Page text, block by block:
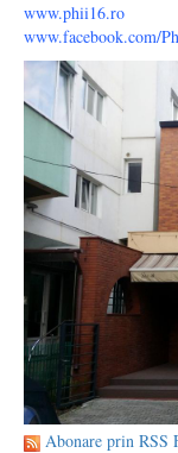
www.phii16.ro
www.facebook.com/
Abonare prin RSS